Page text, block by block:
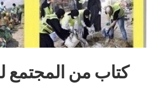
كتاب من المجتمع